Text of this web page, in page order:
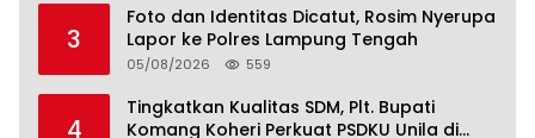
3
Foto dan Identitas Dicatut, Rosim Nyerupa
Lapor ke Polres Lampung Tengah
05/08/2026 559
4
Tingkatkan Kualitas SDM, Plt. Bupati
Komang Koheri Perkuat PSDKU Unila di